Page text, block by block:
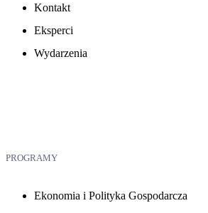
Kontakt
Eksperci
Wydarzenia
PROGRAMY
Ekonomia i Polityka Gospodarcza